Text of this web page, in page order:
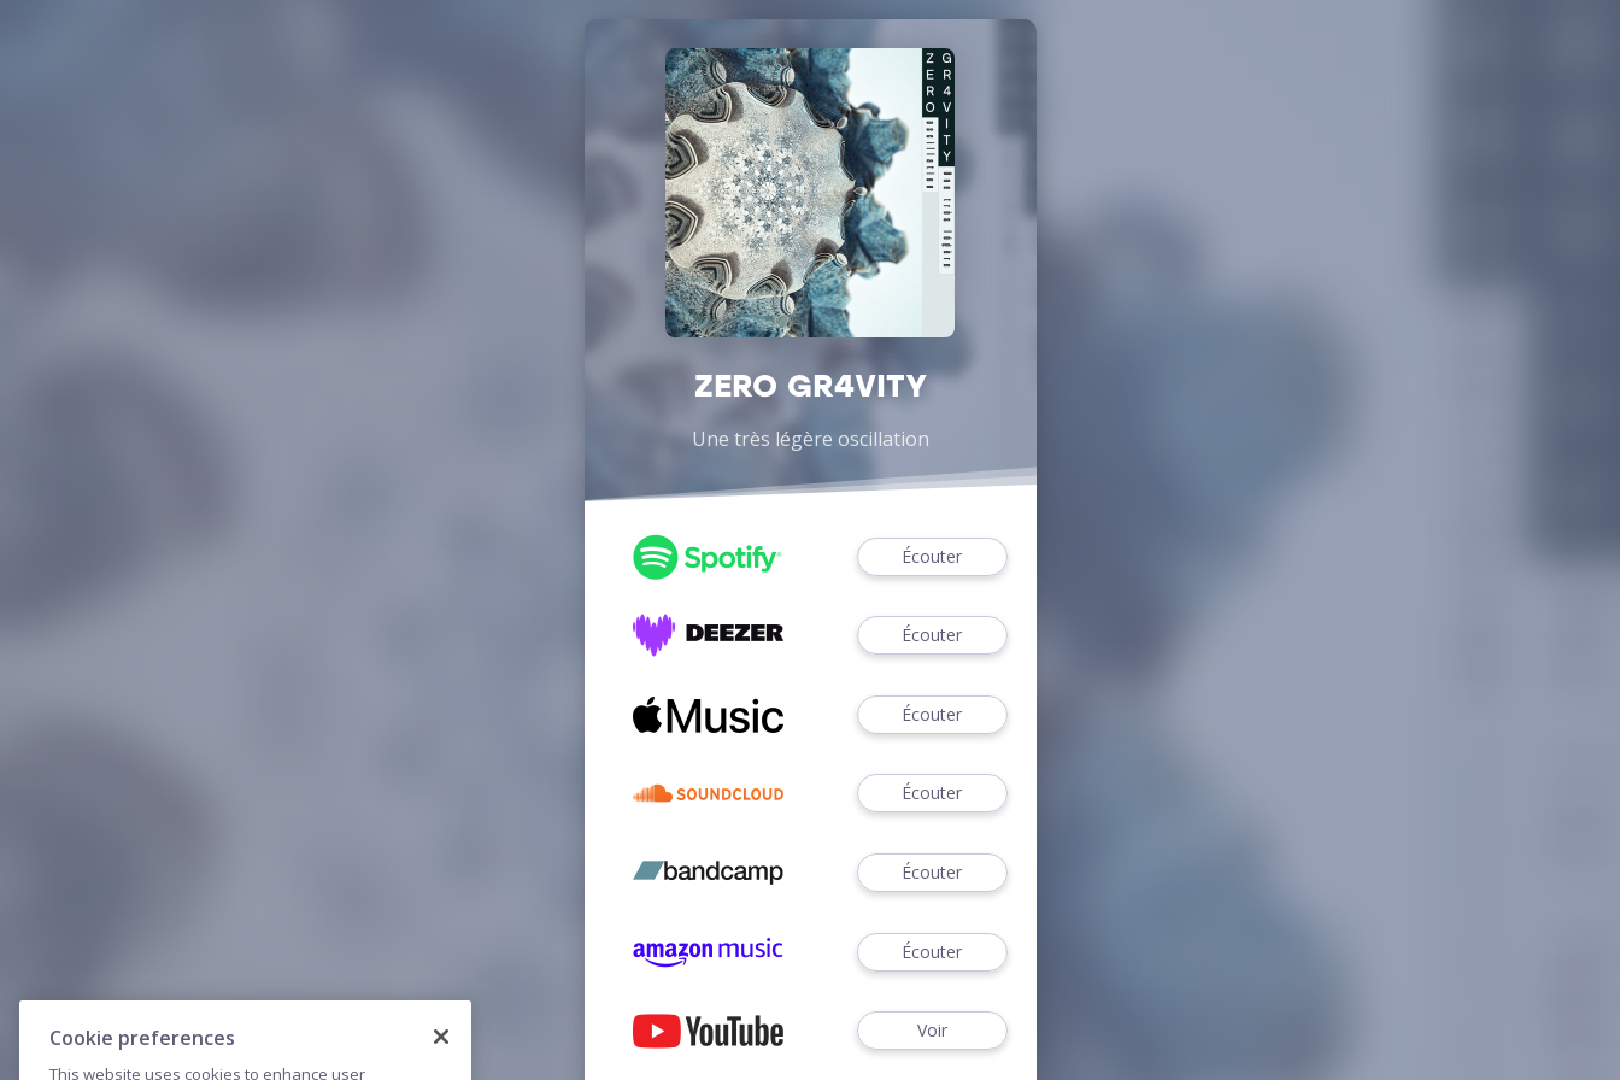
ZERO GR4VITY
Une très légère oscillation
Écouter
Écouter
Écouter
Écouter
Écouter
Écouter
Voir
Cookie preferences
This website uses cookies to enhance user